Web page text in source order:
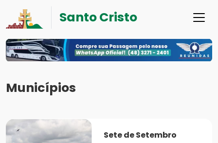
Santo Cristo
Municípios
Sete de Setembro